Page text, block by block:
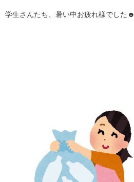
学生さんたち、暑い中お疲れ様でした☻